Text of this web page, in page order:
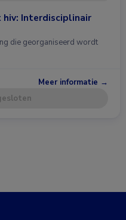
hiv: Interdisciplinair
die georganiseerd wordt
Meer informatie →